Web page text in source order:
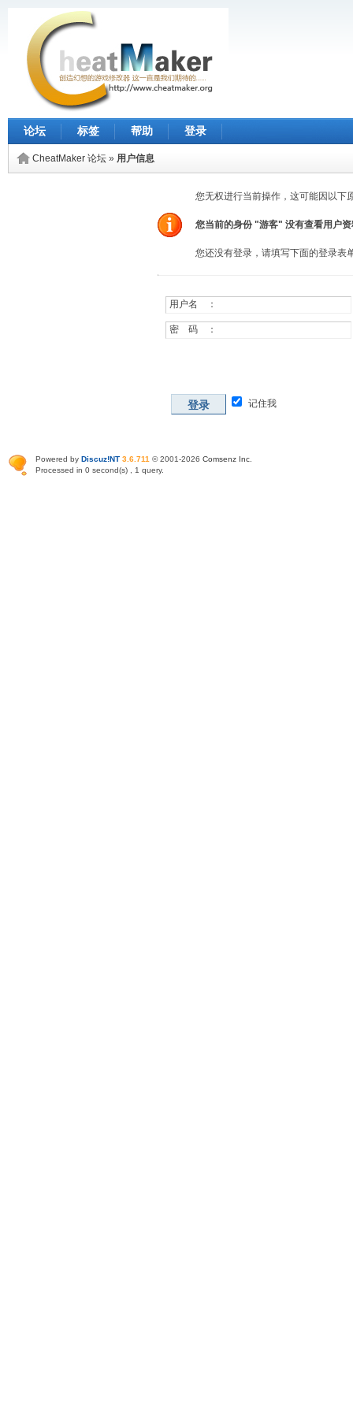
论坛 标签 帮助 登录
CheatMaker 论坛 » 用户信息
您无权进行当前操作，这可能因以下
您当前的身份 "游客" 没有查看用户
您还没有登录，请填写下面的登录表
用户名 ：
密 码 ：
登录 记住我
Powered by Discuz!NT 3.6.711 © 2001-2026 Comsenz Inc
Processed in 0 second(s) , 1 query.